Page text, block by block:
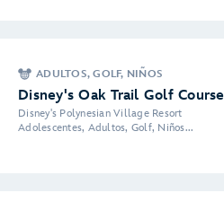
ADULTOS, GOLF, NIÑOS
Disney's Oak Trail Golf Course
Disney's Polynesian Village Resort
Adolescentes, Adultos, Golf, Niños...